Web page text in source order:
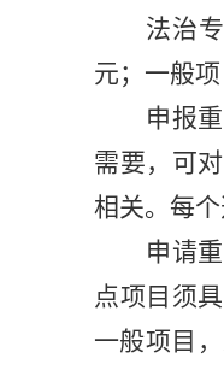
法治
元；一般
申报
需要，可
相关。每
申请
点项目须
一般项目